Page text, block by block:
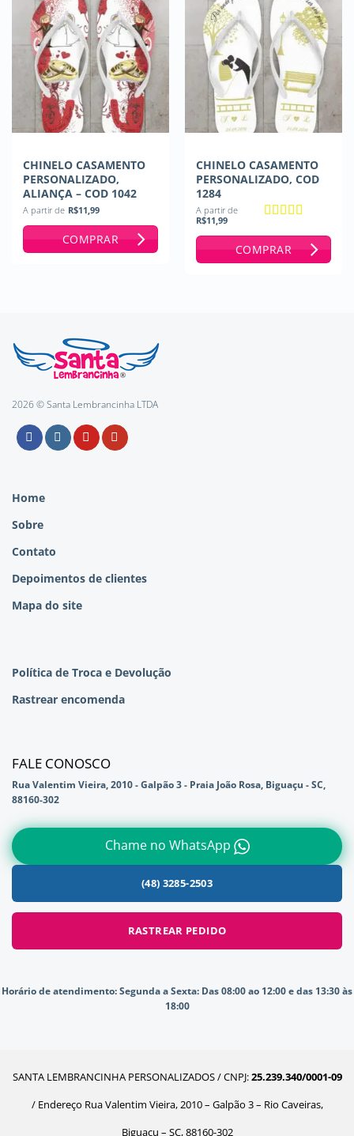
CHINELO CASAMENTO
PERSONALIZADO,
ALIANÇA – COD 1042
A partir de R$11,99
COMPRAR
CHINELO CASAMENTO
PERSONALIZADO, COD
1284
A partir de
R$11,99
COMPRAR
2026 © Santa Lembrancinha LTDA
Home
Sobre
Contato
Depoimentos de clientes
Mapa do site
Política de Troca e Devolução
Rastrear encomenda
FALE CONOSCO
Rua Valentim Vieira, 2010 - Galpão 3 - Praia João Rosa, Biguaçu - SC,
88160-302
Chame no WhatsApp
(48) 3285-2503
RASTREAR PEDIDO
Horário de atendimento:Segunda a Sexta: Das 08:00 ao 12:00 e das 13:30 às
18:00
SANTA LEMBRANCINHA PERSONALIZADOS / CNPJ:25.239.340/0001-09
/ Endereço Rua Valentim Vieira, 2010 – Galpão 3 – Rio Caveiras,
Biguaçu – SC, 88160-302